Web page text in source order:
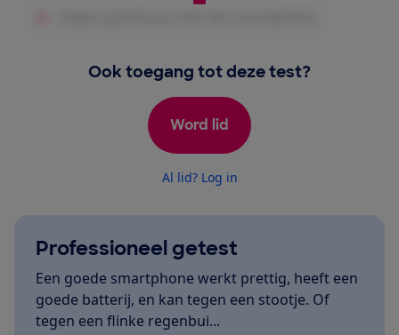
Ook toegang tot deze test?
Word lid
Al lid? Log in
Professioneel getest
Een goede smartphone werkt prettig, heeft een
goede batterij, en kan tegen een stootje. Of
tegen een flinke regenbui...